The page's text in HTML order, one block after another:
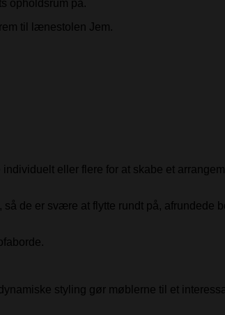
opholdsrum på.
til lænestolen Jem.
eller flere for at skabe et
de er svære at flytte rundt på, afrundede
styling gør møblerne til et